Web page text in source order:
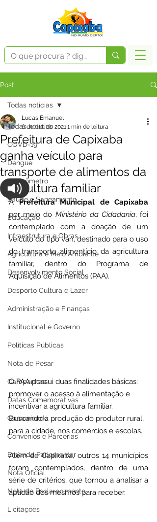
Post
Todas notícias
COVD-19
Dengue
Vacinômetro
Saúde e Saneamento
Educação
Infraestrutura e Obras
Agricultura e Meio Ambiente
Desenvolvimento Social
Desporto Cultura e Lazer
Administração e Finanças
Institucional e Governo
Políticas Públicas
Nota de Pesar
Campanhas
Datas Comemorativas
Comunicado
Convênios e Parcerias
Emenda Parlamentar
Nota Oficial
Nota de Esclarecimento
Licitações
Todas notícias
Prefeitura de Capixaba
ganha veículo para
transporte de alimentos da
agricultura familiar
Lucas Emanuel
6 de out. de 20211 min de leitura
A
por meio do Ministério da Cidadania, foi
contemplado com a doação de um
veículo do tipo van, destinado para o uso
do transporte alimentício da agricultura
familiar, dentro do Programa de
Aquisição de Alimentos (PAA).
O PAA possui duas finalidades básicas:
promover o acesso à alimentação e
incentivar a agricultura familiar.
Buscando a produção do produtor rural,
para a cidade, nos comércios e escolas.
Além de Capixaba, outros 14 municípios
foram contemplados, dentro de uma
série de critérios, que tornou a analisar a
aptidão dos mesmos para receber.